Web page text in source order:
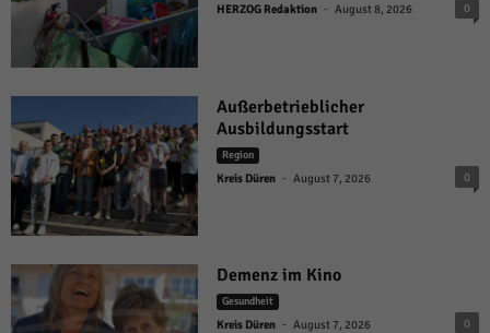
HERZOG Redaktion - August 8, 2026 0
Außerbetrieblicher
Ausbildungsstart
Region
Kreis Düren - August 7, 2026 0
Demenz im Kino
Gesundheit
Kreis Düren - August 7, 2026 0